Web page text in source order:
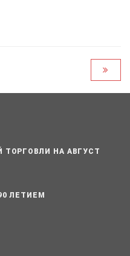
ТОРГОВЛИ НА АВГУСТ
ЛЕТИЕМ